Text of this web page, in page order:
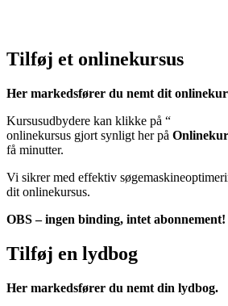
Tilføj et onlinekursus
Her markedsfører du nemt dit
Kursusudbydere kan klikke på “
onlinekursus gjort synligt her på
få minutter.
Vi sikrer med effektiv
dit onlinekursus.
OBS – ingen binding, intet abonnement!
Tilføj en lydbog
Her markedsfører du nemt din lydbog.